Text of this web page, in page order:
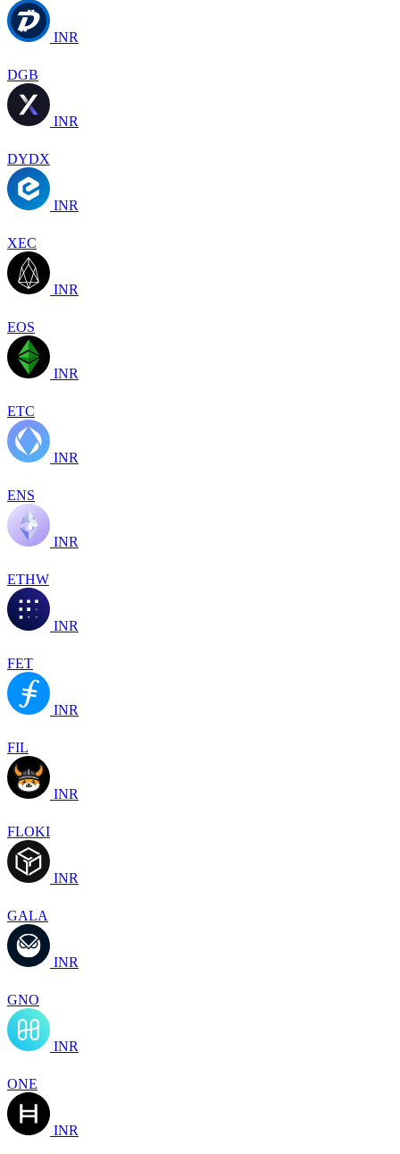
INR
DGB
INR
DYDX
INR
XEC
INR
EOS
INR
ETC
INR
ENS
INR
ETHW
INR
FET
INR
FIL
INR
FLOKI
INR
GALA
INR
GNO
INR
ONE
INR